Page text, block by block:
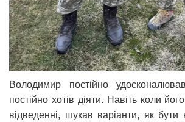
Володимир постійно
постійно хотів діяти. Навіть коли
відведенні, шукав варіанти, як